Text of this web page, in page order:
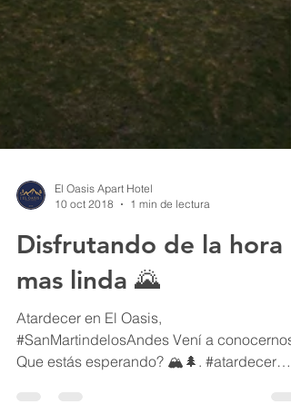
10 oct 2018
1 min de lectura
Disfrutando de la hora
mas linda 🌄
Atardecer en El Oasis,
#SanMartindelosAndes Vení a conocernos!